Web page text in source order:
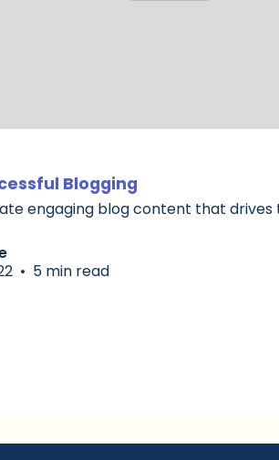
Blogging
engaging blog content that drives
• 5 min read